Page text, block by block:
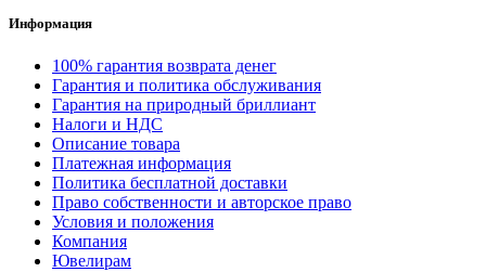
Информация
100% гарантия возврата денег
Гарантия и политика обслуживания
Гарантия на природный бриллиант
Налоги и НДС
Описание товара
Платежная информация
Политика бесплатной доставки
Право собственности и авторское право
Условия и положения
Компания
Ювелирам